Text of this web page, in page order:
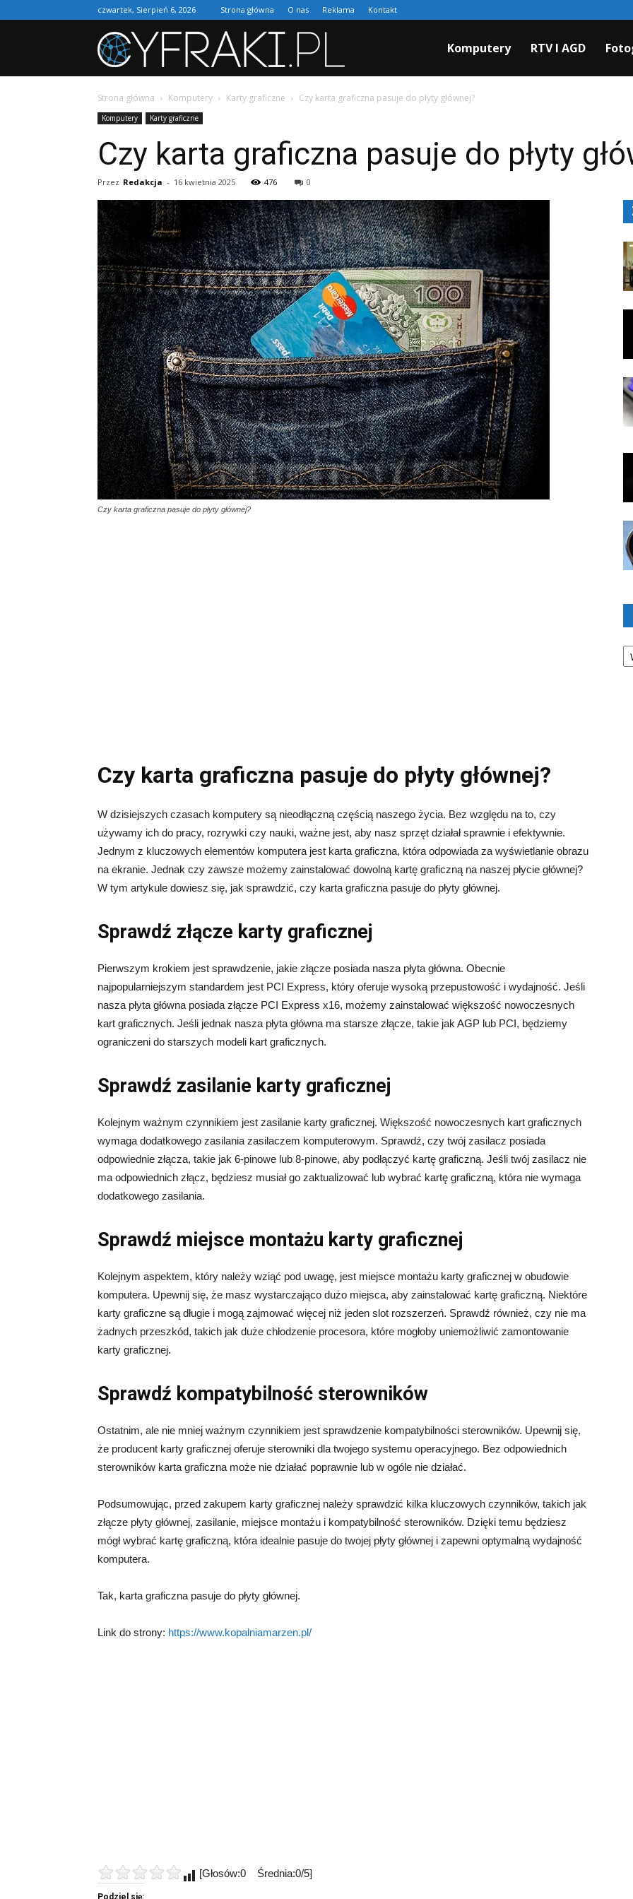
czwartek, Sierpień 6, 2026 Strona główna O nas Reklama Kontakt
Komputery RTV I AGD
Strona główna Komputery Karty graficzne Czy karta graficzna pasuje do płyty głównej?
Komputery Karty graficzne
Czy karta graficzna pasuje do płyty
Przez Redakcja - 16 kwietnia 2025 476 0
Czy karta graficzna pasuje do płyty głównej?
Czy karta graficzna pasuje do płyty głównej?
W dzisiejszych czasach komputery są nieodłączną częścią naszego życia. Bez względu na to, czy
używamy ich do pracy, rozrywki czy nauki, ważne jest, aby nasz sprzęt działał sprawnie i efektywnie.
Jednym z kluczowych elementów komputera jest karta graficzna, która odpowiada za wyświetlanie obrazu
na ekranie. Jednak czy zawsze możemy zainstalować dowolną kartę graficzną na naszej płycie głównej?
W tym artykule dowiesz się, jak sprawdzić, czy karta graficzna pasuje do płyty głównej.
Sprawdź złącze karty graficznej
Pierwszym krokiem jest sprawdzenie, jakie złącze posiada nasza płyta główna. Obecnie
najpopularniejszym standardem jest PCI Express, który oferuje wysoką przepustowość i wydajność. Jeśli
nasza płyta główna posiada złącze PCI Express x16, możemy zainstalować większość nowoczesnych
kart graficznych. Jeśli jednak nasza płyta główna ma starsze złącze, takie jak AGP lub PCI, będziemy
ograniczeni do starszych modeli kart graficznych.
Sprawdź zasilanie karty graficznej
Kolejnym ważnym czynnikiem jest zasilanie karty graficznej. Większość nowoczesnych kart graficznych
wymaga dodatkowego zasilania zasilaczem komputerowym. Sprawdź, czy twój zasilacz posiada
odpowiednie złącza, takie jak 6-pinowe lub 8-pinowe, aby podłączyć kartę graficzną. Jeśli twój zasilacz nie
ma odpowiednich złącz, będziesz musiał go zaktualizować lub wybrać kartę graficzną, która nie wymaga
dodatkowego zasilania.
Sprawdź miejsce montażu karty graficznej
Kolejnym aspektem, który należy wziąć pod uwagę, jest miejsce montażu karty graficznej w obudowie
komputera. Upewnij się, że masz wystarczająco dużo miejsca, aby zainstalować kartę graficzną. Niektóre
karty graficzne są długie i mogą zajmować więcej niż jeden slot rozszerzeń. Sprawdź również, czy nie ma
żadnych przeszkód, takich jak duże chłodzenie procesora, które mogłoby uniemożliwić zamontowanie
karty graficznej.
Sprawdź kompatybilność sterowników
Ostatnim, ale nie mniej ważnym czynnikiem jest sprawdzenie kompatybilności sterowników. Upewnij się,
że producent karty graficznej oferuje sterowniki dla twojego systemu operacyjnego. Bez odpowiednich
sterowników karta graficzna może nie działać poprawnie lub w ogóle nie działać.
Podsumowując, przed zakupem karty graficznej należy sprawdzić kilka kluczowych czynników, takich jak
złącze płyty głównej, zasilanie, miejsce montażu i kompatybilność sterowników. Dzięki temu będziesz
mógł wybrać kartę graficzną, która idealnie pasuje do twojej płyty głównej i zapewni optymalną wydajność
komputera.
Tak, karta graficzna pasuje do płyty głównej.
Link do strony: https://www.kopalniamarzen.pl/
[Głosów:0 Średnia:0/5]
Podziel się: